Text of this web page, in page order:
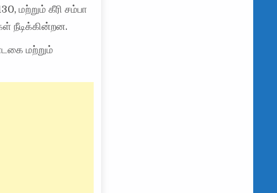
மற்றும் கீரி சம்பா
நீடிக்கின்றன.
மற்றும்